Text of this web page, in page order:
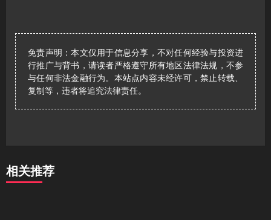
免责声明：本文仅用于信息分享，不对任何经验与投资进
行推广与背书，请读者严格遵守所有地区法律法规，不参
与任何非法金融行为。本站点内容未经许可，禁止转载、
复制等，违者将追究法律责任。
相关推荐